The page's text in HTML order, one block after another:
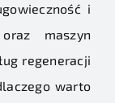
i
maszyn
regeneracji
warto